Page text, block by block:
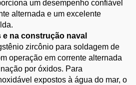
um desempenho confiável
alternada e um excelente
na construção naval
zircônio para soldagem de
operação em corrente alternada
por óxidos. Para
expostos à água do mar, o